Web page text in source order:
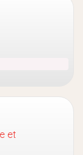
et